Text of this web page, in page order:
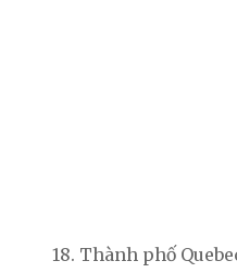
18. Thành phố